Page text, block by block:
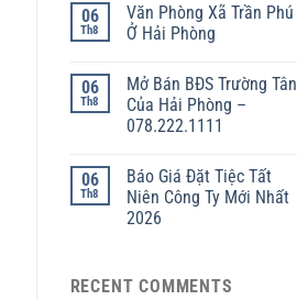
06
Th8
Văn Phòng Xã Trần Phú
Ở Hải Phòng
06
Th8
Mở Bán BĐS Trường Tân
Của Hải Phòng –
078.222.1111
06
Th8
Báo Giá Đặt Tiệc Tất
Niên Công Ty Mới Nhất
2026
RECENT COMMENTS